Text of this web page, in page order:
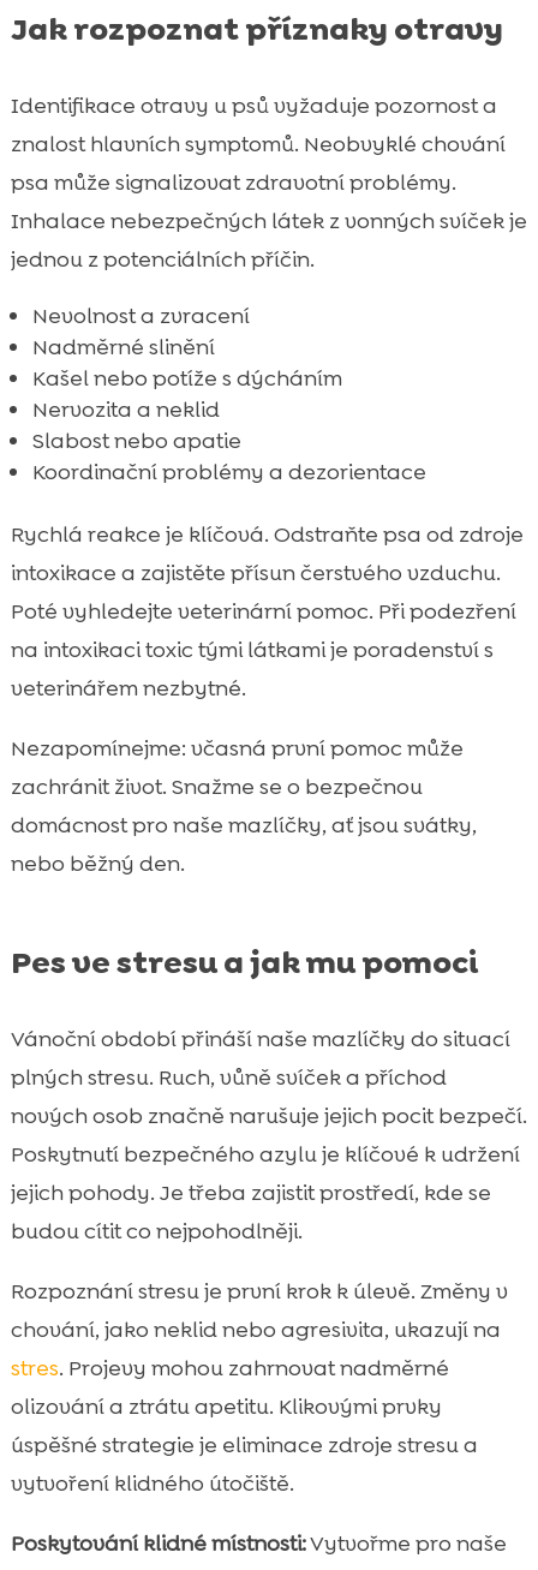
Jak rozpoznat příznaky otravy
Identifikace otravy u psů vyžaduje pozornost a
znalost hlavních symptomů. Neobvyklé chování
psa může signalizovat zdravotní problémy.
Inhalace nebezpečných látek z vonných svíček je
jednou z potenciálních příčin.
Nevolnost a zvracení
Nadměrné slinění
Kašel nebo potíže s dýcháním
Nervozita a neklid
Slabost nebo apatie
Koordinační problémy a dezorientace
Rychlá reakce je klíčová. Odstraňte psa od zdroje
intoxikace a zajistěte přísun čerstvého vzduchu.
Poté vyhledejte veterinární pomoc. Při podezření
na intoxikaci toxic tými látkami je poradenství s
veterinářem nezbytné.
Nezapomínejme: včasná první pomoc může
zachránit život. Snažme se o bezpečnou
domácnost pro naše mazlíčky, ať jsou svátky,
nebo běžný den.
Pes ve stresu a jak mu pomoci
Vánoční období přináší naše mazlíčky do situací
plných stresu. Ruch, vůně svíček a příchod
nových osob značně narušuje jejich pocit bezpečí.
Poskytnutí bezpečného azylu je klíčové k udržení
jejich pohody. Je třeba zajistit prostředí, kde se
budou cítit co nejpohodlněji.
Rozpoznání stresu je první krok k úlevě. Změny v
chování, jako neklid nebo agresivita, ukazují na
stres. Projevy mohou zahrnovat nadměrné
olizování a ztrátu apetitu. Klikovými prvky
úspěšné strategie je eliminace zdroje stresu a
vytvoření klidného útočiště.
Poskytování klidné místnosti:Vytvořme pro naše